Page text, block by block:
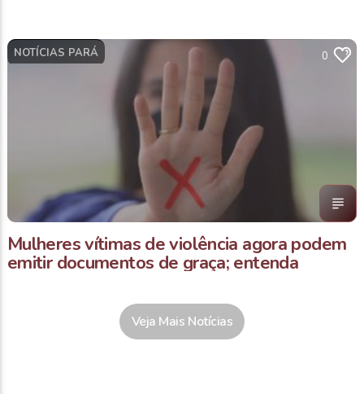
NOTÍCIAS PARÁ 0
Mulheres vítimas de violência agora podem
emitir documentos de graça; entenda
Veja Mais Notícias